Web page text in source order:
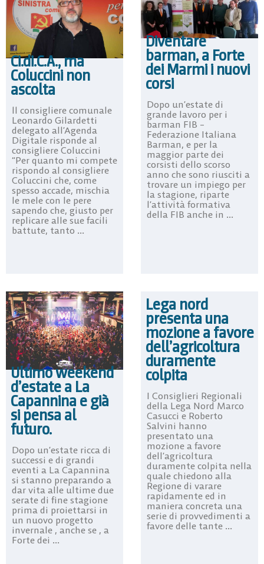
Ci.di.C.A., ma
Coluccini non
ascolta
ll consigliere comunale
Leonardo Gilardetti
delegato all’Agenda
Digitale risponde al
consigliere Coluccini
“Per quanto mi compete
rispondo al consigliere
Coluccini che, come
spesso accade, mischia
le mele con le pere
sapendo che, giusto per
replicare alle sue facili
battute, tanto ...
Diventare
barman, a Forte
dei Marmi i nuovi
corsi
Dopo un’estate di
grande lavoro per i
barman FIB –
Federazione Italiana
Barman, e per la
maggior parte dei
corsisti dello scorso
anno che sono riusciti a
trovare un impiego per
la stagione, riparte
l’attività formativa
della FIB anche in ...
Ultimo weekend
d’estate a La
Capannina e già
si pensa al
futuro.
Dopo un’estate ricca di
successi e di grandi
eventi a La Capannina
si stanno preparando a
dar vita alle ultime due
serate di fine stagione
prima di proiettarsi in
un nuovo progetto
invernale , anche se , a
Forte dei ...
Lega nord
presenta una
mozione a favore
dell’agricoltura
duramente
colpita
I Consiglieri Regionali
della Lega Nord Marco
Casucci e Roberto
Salvini hanno
presentato una
mozione a favore
dell’agricoltura
duramente colpita nella
quale chiedono alla
Regione di varare
rapidamente ed in
maniera concreta una
serie di provvedimenti a
favore delle tante ...